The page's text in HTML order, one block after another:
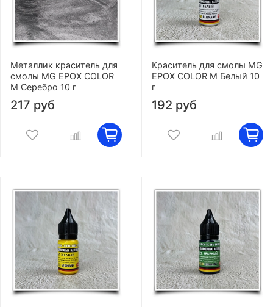
Металлик краситель для
смолы MG EPOX COLOR
M Серебро 10 г
217 руб
Краситель для смолы MG
EPOX COLOR M Белый 10
г
192 руб